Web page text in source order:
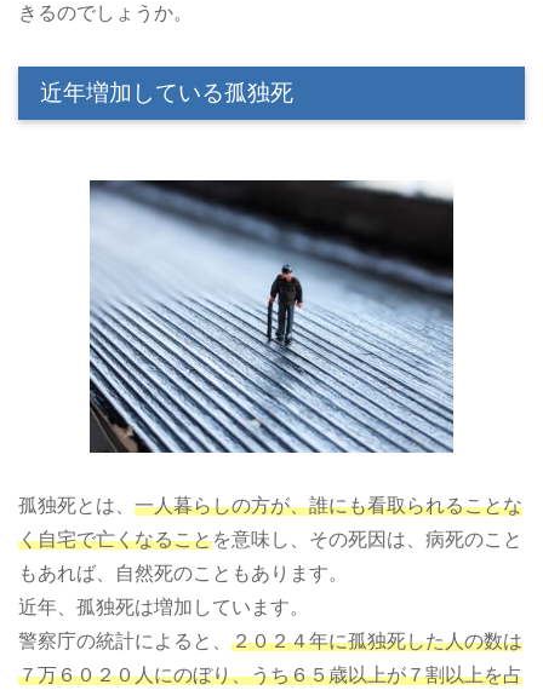
きるのでしょうか。
近年増加している孤独死
孤独死とは、 一人暮らしの方が、誰にも看取られることな
く自宅で亡くなることを意味し、その死因は、病死のこと
もあれば、自然死のこともあります。
近年、孤独死は増加しています。
警察庁の統計によると、 ２０２４年に孤独死した人の数は
７万６０２０人にのぼり、うち６５歳以上が７割以上を占